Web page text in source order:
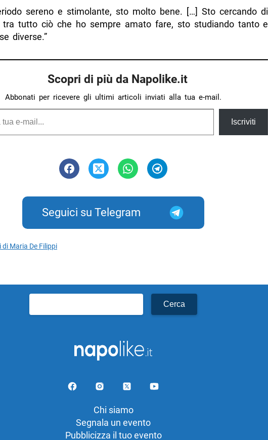
sereno e stimolante, sto molto bene. […] Sto cercando di
tra tutto ciò che ho sempre amato fare, sto studiando tanto e
diverse.”
Scopri di più da Napolike.it
Abbonati per ricevere gli ultimi articoli inviati alla tua e-mail.
Iscriviti
Seguici su Telegram
di Maria De Filippi
per:
Chi siamo
Segnala un evento
Pubblicizza il tuo evento